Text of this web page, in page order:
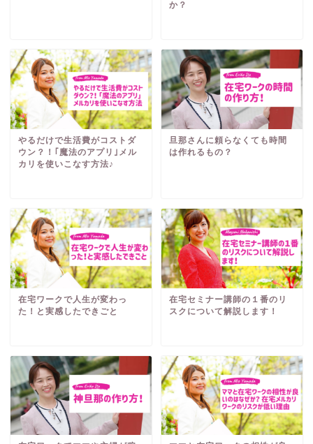
か？
やるだけで生活費がコストダ
ウン？！｢魔法のアプリ｣メル
カリを使いこなす方法♪
旦那さんに頼らなくても時間
は作れるもの？
在宅ワークで人生が変わっ
た！と実感したできごと
在宅セミナー講師の１番のリ
スクについて解説します！